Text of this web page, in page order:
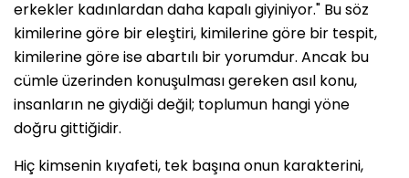
erkekler kadınlardan daha kapalı giyiniyor." Bu söz
kimilerine göre bir eleştiri, kimilerine göre bir tespit,
kimilerine göre ise abartılı bir yorumdur. Ancak bu
cümle üzerinden konuşulması gereken asıl konu,
insanların ne giydiği değil; toplumun hangi yöne
doğru gittiğidir.
Hiç kimsenin kıyafeti, tek başına onun karakterini,